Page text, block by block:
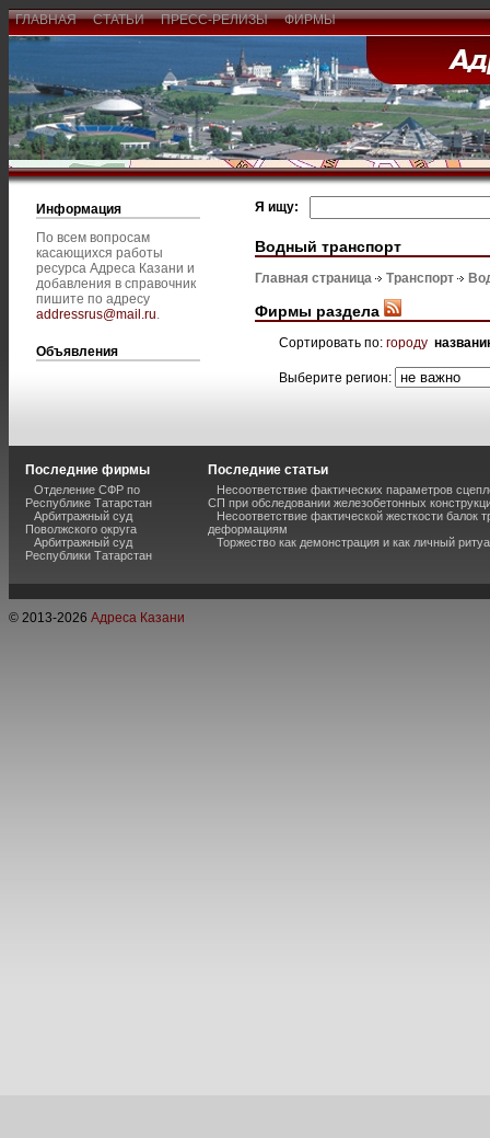
ГЛАВНАЯ СТАТЬИ ПРЕСС-РЕЛИЗЫ ФИРМЫ
Информация
По всем вопросам
касающихся работы
ресурса Адреса Казани и
добавления в справочник
пишите по адресу
addressrus@mail.ru.
Объявления
Я ищу:
Водный транспорт
Главная страница Транспорт
Фирмы раздела
Сортировать по: городу
Выберите регион:
Последние фирмы
Отделение СФР по
Республике Татарстан
Арбитражный суд
Поволжского округа
Арбитражный суд
Республики Татарстан
Последние статьи
Несоответствие фактических параметров
СП при обследовании железобетонных
Несоответствие фактической жесткости
деформациям
Торжество как демонстрация и как личный
© 2013-2026 Адреса Казани